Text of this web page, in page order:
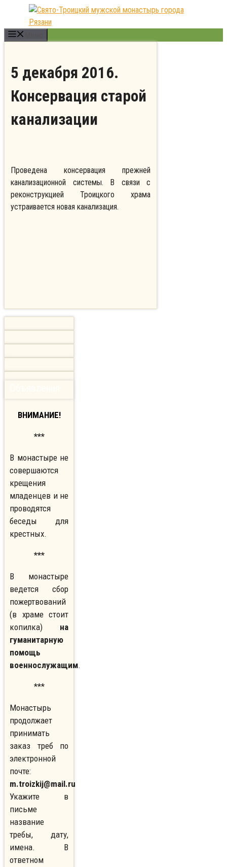
Перейти
содержимому
5 декабря 2016.
Консервация старой
канализации
Проведена консервация прежней
канализационной системы. В связи с
реконструкцией Троицкого храма
устраивается новая канализация.
ВНИМАНИЕ!
***
В монастыре не
совершаются
крещения
младенцев и не
проводятся
беседы для
крестных.
***
В монастыре
ведется сбор
пожертвований
(в храме стоит
копилка) на
гуманитарную
помощь
военнослужащим.
***
Монастырь
продолжает
принимать
заказ треб по
электронной
почте:
m.troizkij@mail.ru
Укажите в
письме
название
требы, дату,
имена. В
ответном